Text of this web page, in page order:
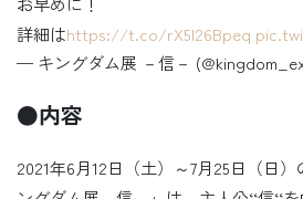
詳細はhttps://t.co/rX5l26Bpeq
— キングダム展 －信－
●内容
2021年6月12日（土）～7月25日（日